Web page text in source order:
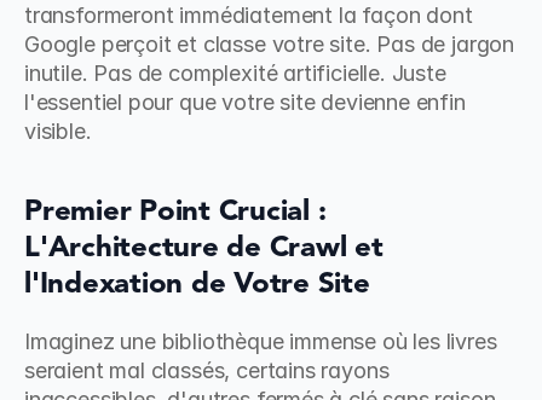
transformeront immédiatement la façon dont
Google perçoit et classe votre site. Pas de jargon
inutile. Pas de complexité artificielle. Juste
l'essentiel pour que votre site devienne enfin
visible.
Premier Point Crucial :
L'Architecture de Crawl et
l'Indexation de Votre Site
Imaginez une bibliothèque immense où les livres
seraient mal classés, certains rayons